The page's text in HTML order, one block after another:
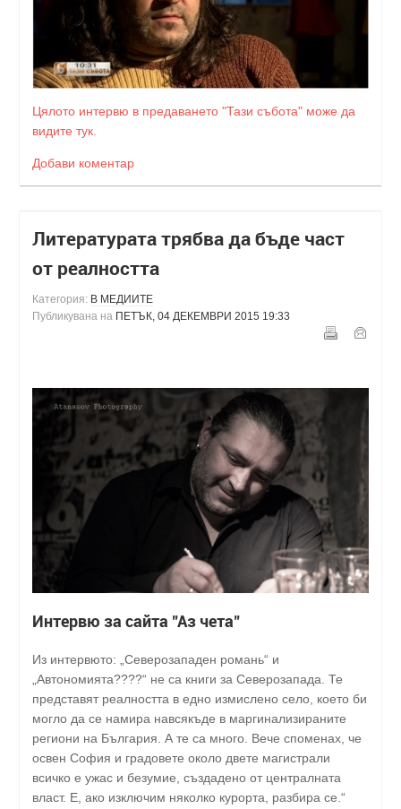
Цялото интервю в предаването "Тази събота" може да
видите тук.
Добави коментар
Литературата трябва да бъде част
от реалността
Категория: В МЕДИИТЕ
Публикувана на ПЕТЪК, 04 ДЕКЕМВРИ 2015 19:33
Интервю за сайта "Аз чета"
Из интервюто: „Северозападен романь“ и
„Автономията????“ не са книги за Северозапада. Те
представят реалността в едно измислено село, което би
могло да се намира навсякъде в маргинализираните
региони на България. А те са много. Вече споменах, че
освен София и градовете около двете магистрали
всичко е ужас и безумие, създадено от централната
власт. Е, ако изключим няколко курорта, разбира се.“